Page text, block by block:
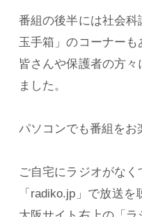
番組の後半には社会
玉手箱」のコーナー
皆さんや保護者の方
ました。
パソコンでも番組をお
ご自宅にラジオがな
「radiko.jp」で放送